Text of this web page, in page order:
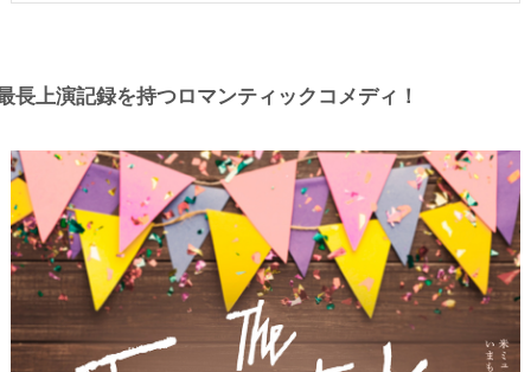
長上演記録を持つロマンティックコメディ！